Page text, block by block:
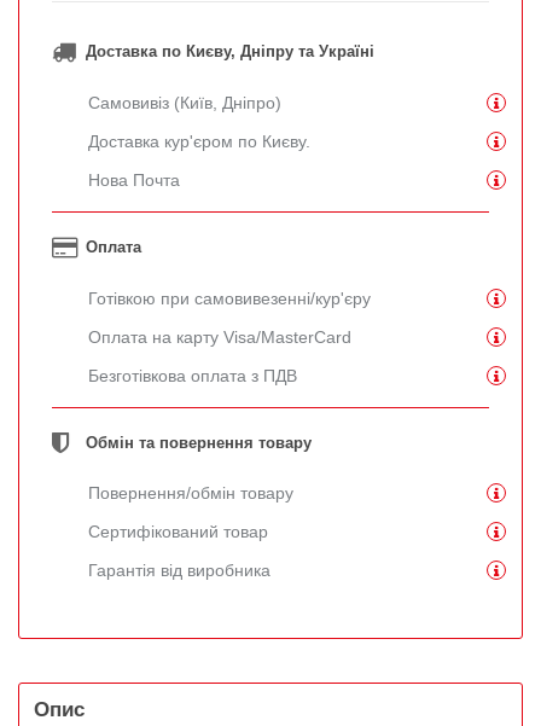
Доставка по Києву, Дніпру та Україні
Самовивіз (Київ, Дніпро)
Доставка кур'єром по Києву.
Нова Почта
Оплата
Готівкою при самовивезенні/кур'єру
Оплата на карту Visa/MasterCard
Безготівкова оплата з ПДВ
Обмін та повернення товару
Повернення/обмін товару
Сертифікований товар
Гарантія від виробника
Опис